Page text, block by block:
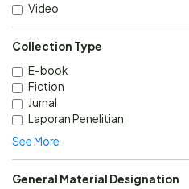
Video
Collection Type
E-book
Fiction
Jurnal
Laporan Penelitian
See More
General Material Designation